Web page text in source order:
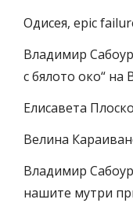
Одисея, epic
Владимир
с бялото око“
Елисавета
Велина
Владимир
нашите мутри